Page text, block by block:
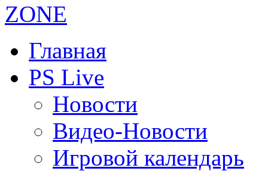
Главная
PS Live
Новости
Видео-Новости
Игровой календарь